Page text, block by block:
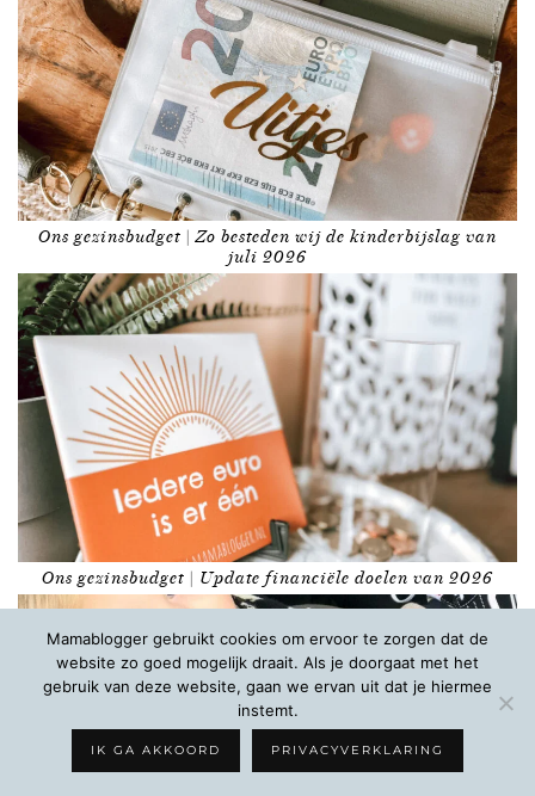
Ons gezinsbudget | Zo besteden wij de kinderbijslag van
juli 2026
Ons gezinsbudget | Update financiële doelen van 2026
Mamablogger gebruikt cookies om ervoor te zorgen dat de
website zo goed mogelijk draait. Als je doorgaat met het
gebruik van deze website, gaan we ervan uit dat je hiermee
instemt.
IK GA AKKOORD PRIVACYVERKLARING